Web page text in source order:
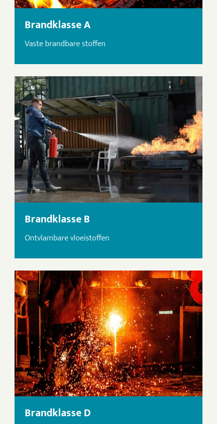
Brandklasse A
Vaste brandbare stoffen
Brandklasse B
Ontvlambare vloeistoffen
Brandklasse D